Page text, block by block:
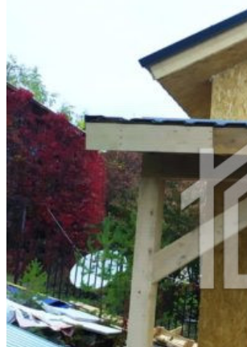
Калуга
Белгород
Чита
Грозный
Волжский
Смоленск
Подольск
Саранск
Вологда
Курган
Череповец
Архангельск
Орел
Владикавказ
Нижневартовск
Йошкар-Ола
Стерлитамак